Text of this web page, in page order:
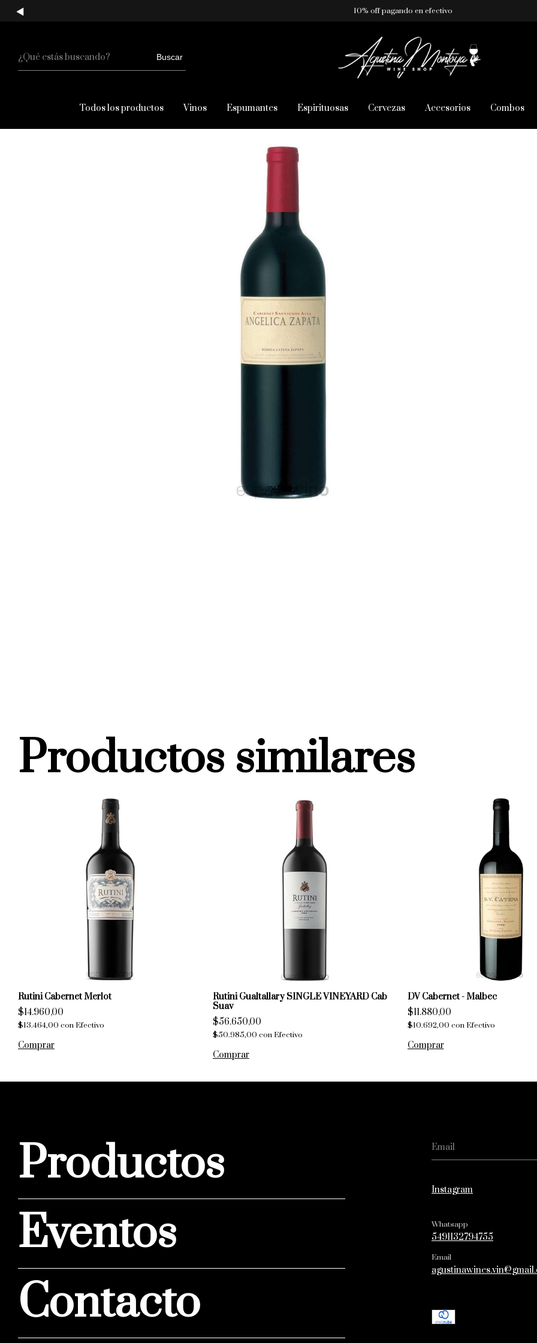
10% off pagando en efectivo
Buscar
Todos los productos Vinos Espumantes Espirituosas Cervezas Accesorios Combos
Productos similares
Rutini Cabernet Merlot
$14.960,00
$13.464,00 conEfectivo
Rutini Gualtallary SINGLE VINEYARD Cab
Suav
$56.650,00
$50.985,00 con Efectivo
DV Cabernet - Malbec
$11.880,00
$10.692,00 con Efectivo
Productos
Eventos
Contacto
Instagram
Whatsapp
5491132794755
Email